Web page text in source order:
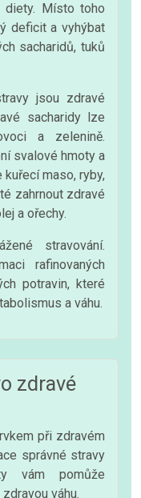
diety. Místo toho
deficit a vyhýbat
sacharidů, tuků
jsou zdravé
sacharidy lze
a zelenině.
svalové hmoty a
maso, ryby,
zahrnout zdravé
a ořechy.
stravování.
rafinovaných
potravin, které
a váhu.
zdravé
při zdravém
správné stravy
vám pomůže
váhu.